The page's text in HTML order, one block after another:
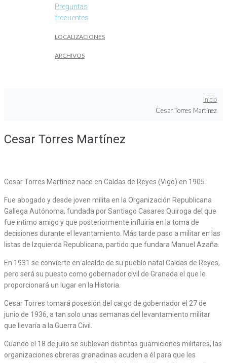
Preguntas
frecuentes
LOCALIZACIONES
ARCHIVOS
Inicio
Cesar Torres Martínez
Cesar Torres Martínez
Cesar Torres Martínez nace en Caldas de Reyes (Vigo) en 1905.
Fue abogado y desde joven milita en la Organización Republicana
Gallega Autónoma, fundada por Santiago Casares Quiroga del que
fue íntimo amigo y que posteriormente influiría en la toma de
decisiones durante el levantamiento. Más tarde paso a militar en las
listas de Izquierda Republicana, partido que fundara Manuel Azaña.
En 1931 se convierte en alcalde de su pueblo natal Caldas de Reyes,
pero será su puesto como gobernador civil de Granada el que le
proporcionará un lugar en la Historia.
Cesar Torres tomará posesión del cargo de gobernador el 27 de
junio de 1936, a tan solo unas semanas del levantamiento militar
que llevaría a la Guerra Civil.
Cuando el 18 de julio se sublevan distintas guarniciones militares, las
organizaciones obreras granadinas acuden a él para que les